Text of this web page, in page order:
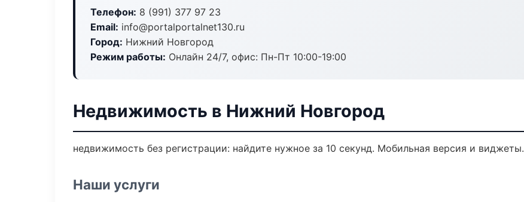
Телефон: 8 (991) 377 97 23
Email: info@portalportalnet130.ru
Город: Нижний Новгород
Режим работы: Онлайн 24/7, офис: Пн-Пт 10:00-19:00
Недвижимость в Нижний Новгород
недвижимость без регистрации: найдите нужное за 10 секунд. Мобильная версия и виджеты.
Наши услуги